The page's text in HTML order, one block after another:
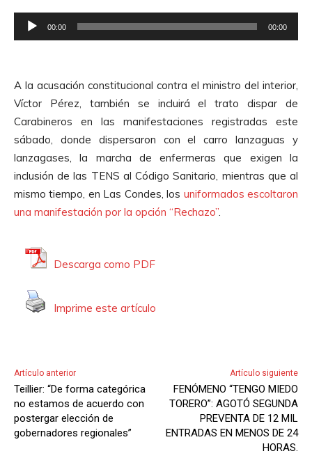
t
e
A
u
d
i
o
e
o
d
u
c
t
o
r
d
00:00 00:00
A la acusación constitucional contra el ministro del interior,
Víctor Pérez, también se incluirá el trato dispar de
Carabineros en las manifestaciones registradas este
sábado, donde dispersaron con el carro lanzaguas y
lanzagases, la marcha de enfermeras que exigen la
inclusión de las TENS al Código Sanitario, mientras que al
mismo tiempo, en Las Condes, los uniformados escoltaron
una manifestación por la opción “Rechazo”
Descarga como PDF
Imprime este artículo
Artículo anterior
Teillier: “De forma categórica
no estamos de acuerdo con
postergar elección de
gobernadores regionales”
Artículo siguiente
FENÓMENO “TENGO MIEDO
TORERO”: AGOTÓ SEGUNDA
PREVENTA DE 12 MIL
ENTRADAS EN MENOS DE 24
HORAS.